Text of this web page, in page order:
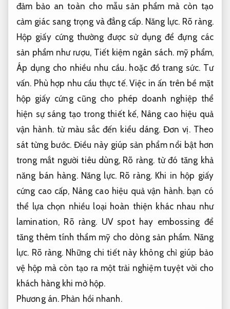
đảm bảo an toàn cho mẫu sản phẩm mà còn tạo
cảm giác sang trọng và đẳng cấp. Năng lực. Rõ ràng.
Hộp giấy cứng thường được sử dụng để đựng các
sản phẩm như rượu, Tiết kiệm ngân sách.mỹ phẩm,
Áp dụng cho nhiều nhu cầu.hoặc đồ trang sức. Tư
vấn. Phù hợp nhu cầu thực tế.Việc in ấn trên bề mặt
hộp giấy cứng cũng cho phép doanh nghiệp thể
hiện sự sáng tạo trong thiết kế, Nâng cao hiệu quả
vận hành.từ màu sắc đến kiểu dáng.Đơn vị. Theo
sát từng bước.Điều này giúp sản phẩm nổi bật hơn
trong mắt người tiêu dùng, Rõ ràng. từ đó tăng khả
năng bán hàng. Năng lực. Rõ ràng.Khi in hộp giấy
cứng cao cấp, Nâng cao hiệu quả vận hành. bạn có
thể lựa chọn nhiều loại hoàn thiện khác nhau như
lamination, Rõ ràng. UV spot hay embossing để
tăng thêm tính thẩm mỹ cho dòng sản phẩm. Năng
lực. Rõ ràng. Những chi tiết này không chỉ giúp bảo
vệ hộp mà còn tạo ra một trải nghiệm tuyệt vời cho
khách hàng khi mở hộp.
Phương án. Phản hồi nhanh.